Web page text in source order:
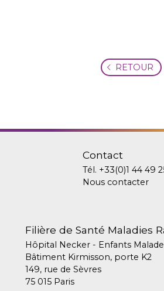
RETOUR
Contact
Tél. +33(0)1 44 49
Nous contacter
Filière de Santé Maladies
Hôpital Necker - Enfants
Bâtiment Kirmisson, porte K2
149, rue de Sèvres
75 015 Paris